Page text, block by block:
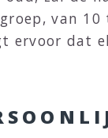
van
ervoor dat